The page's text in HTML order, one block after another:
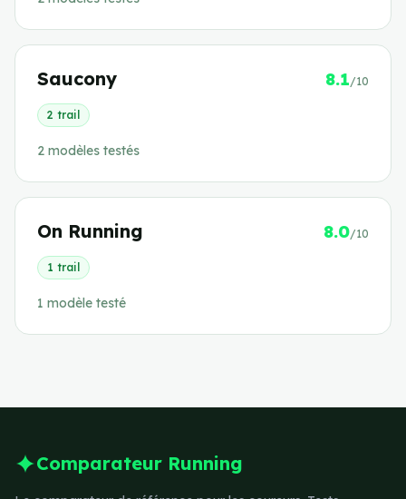
Saucony 8.1/10
2 trail
2 modèles testés
On Running 8.0/10
1 trail
1 modèle testé
Comparateur Running